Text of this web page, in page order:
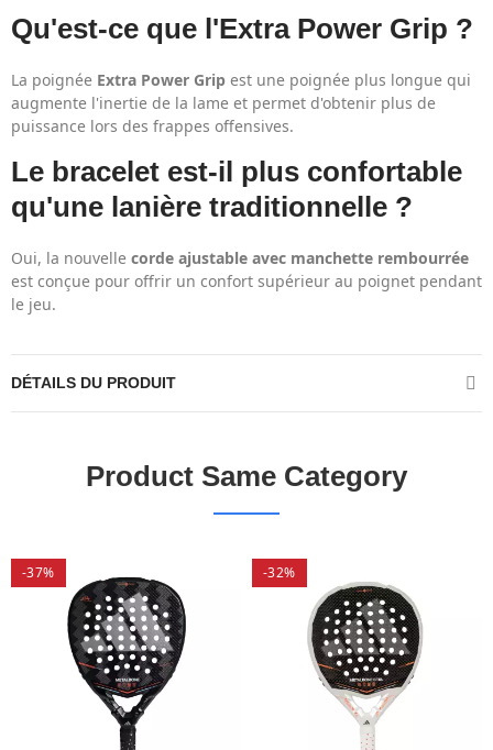
Qu'est-ce que l'Extra Power Grip ?
La poignée Extra Power Grip est une poignée plus longue qui
augmente l'inertie de la lame et permet d'obtenir plus de
puissance lors des frappes offensives.
Le bracelet est-il plus confortable
qu'une lanière traditionnelle ?
Oui, la nouvelle corde ajustable avec manchette rembourrée
est conçue pour offrir un confort supérieur au poignet pendant
le jeu.
DÉTAILS DU PRODUIT
Product Same Category
-37% -32%